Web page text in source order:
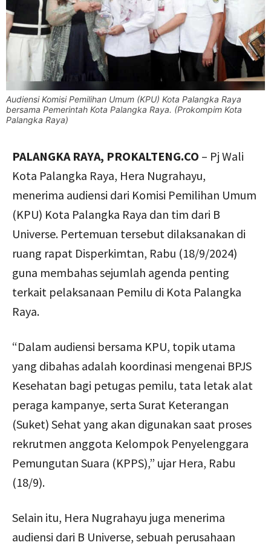
Audiensi Komisi Pemilihan Umum (KPU) Kota Palangka Raya
bersama Pemerintah Kota Palangka Raya. (Prokompim Kota
Palangka Raya)
PALANGKA RAYA, PROKALTENG.CO – Pj Wali
Kota Palangka Raya, Hera Nugrahayu,
menerima audiensi dari Komisi Pemilihan Umum
(KPU) Kota Palangka Raya dan tim dari B
Universe. Pertemuan tersebut dilaksanakan di
ruang rapat Disperkimtan, Rabu (18/9/2024)
guna membahas sejumlah agenda penting
terkait pelaksanaan Pemilu di Kota Palangka
Raya.
“Dalam audiensi bersama KPU, topik utama
yang dibahas adalah koordinasi mengenai BPJS
Kesehatan bagi petugas pemilu, tata letak alat
peraga kampanye, serta Surat Keterangan
(Suket) Sehat yang akan digunakan saat proses
rekrutmen anggota Kelompok Penyelenggara
Pemungutan Suara (KPPS),” ujar Hera, Rabu
(18/9).
Selain itu, Hera Nugrahayu juga menerima
audiensi dari B Universe, sebuah perusahaan